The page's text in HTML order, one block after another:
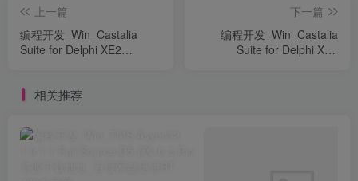
上一篇
编程开发_Win_Castalia
Suite for Delphi XE2
下一篇
编程开发_Win_Castalia
Suite for Delphi XE4
相关推荐